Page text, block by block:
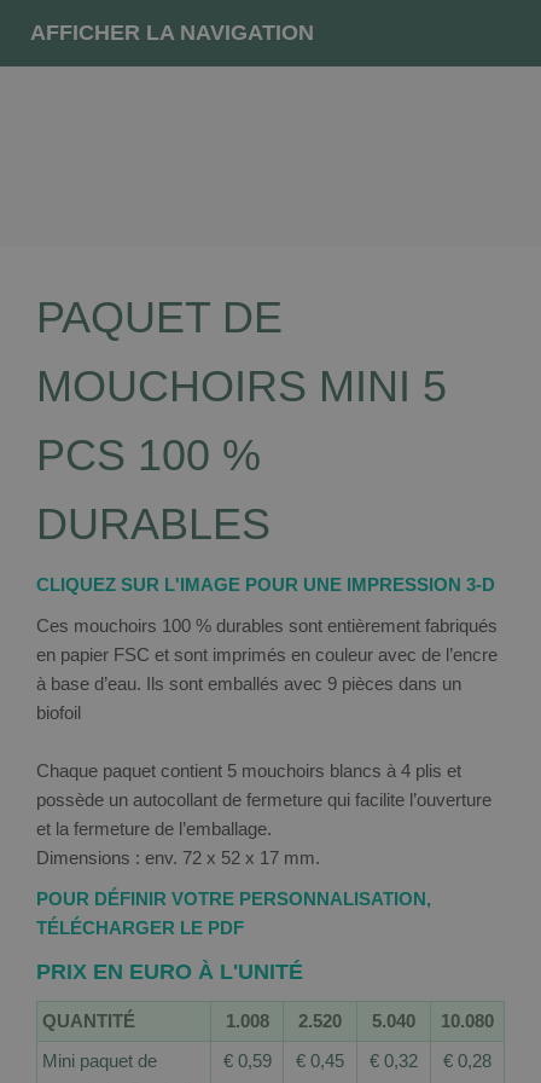
AFFICHER LA NAVIGATION
PAQUET DE
MOUCHOIRS MINI 5
PCS 100 %
DURABLES
CLIQUEZ SUR L'IMAGE POUR UNE IMPRESSION 3-D
Ces mouchoirs 100 % durables sont entièrement fabriqués
en papier FSC et sont imprimés en couleur avec de l’encre
à base d’eau. Ils sont emballés avec 9 pièces dans un
biofoil
Chaque paquet contient 5 mouchoirs blancs à 4 plis et
possède un autocollant de fermeture qui facilite l’ouverture
et la fermeture de l’emballage.
Dimensions : env. 72 x 52 x 17 mm.
POUR DÉFINIR VOTRE PERSONNALISATION,
TÉLÉCHARGER LE PDF
PRIX EN EURO À L'UNITÉ
QUANTITÉ 1.008 2.520 5.040
10.080
Mini paquet de
€ 0,59 € 0,45 € 0,32 € 0,28